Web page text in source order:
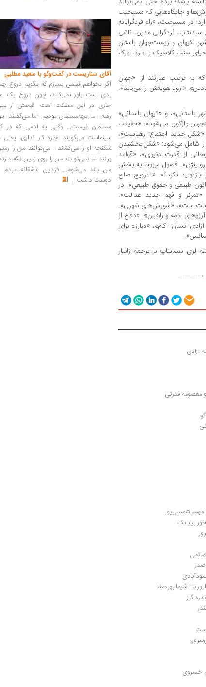
و جایگاه‌هایی که مسیحیت
در مسیحیت، «راه فردگرایانه
فردگرایی مدرن، ناشی
کیهان و زیست‌جهان باستان
سنت کلاسیک را دارد، درک
ترتیب عبارتند از: «جهان
«اروپا هویتش را می‌یابد»،
و «کیهان باستانی»
واژگون می‌شود»، «حقیقت
«شکل جدید اجتماع: رهبانیت»،
شامل می‌شود: «شکل بخشیدن
از قدرت دنیوی»، «قواعد
فصول مربوط به بخش
بازتولید نکرد؟»، « ترویج صلح
طبیعی و حقوق طبیعی». در
و فهم جدید عدالت»،
ملت»، «شورش‌های شهری».
عامه و راهبان»، «دفاع از
انسان: اکام»، «مبارزه برای
لری سیدنتاپ با ترجمه زانیار
............... .
آزادی
معصومه قدرتی
مهسا شمسی‌پور
بیابانک
| شیما بهره‌مند
گرز
خسروی
آقای سناریست در گفت‌وگو با سعید مطلبی
اگر بخواهم فیلمی بسازم که بگویم دروغ
بدی است باور نمی‌کنند، چون دروغ یک
جاری در این مملکت است. قبحش از
رفته... ما بچه‌مسلمان بودیم. اما می‌گفتند
مسلمان نیست... وقتی به آدمی که در
سینماست می‌گویند اجازه کار نداری، یعنی
شکنجه او را می‌کشند... می‌توانند من را
بزنند اما نمی‌توانند من را روی زمین نگه
من بلند می‌شوم... فردین عاشقانه مردم
دوست داشت ...